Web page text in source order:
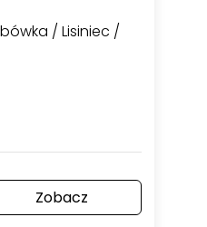
/ Lisiniec /
Zobacz